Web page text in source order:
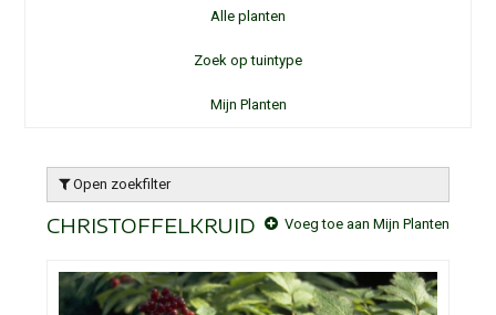
Alle planten
Zoek op tuintype
Mijn Planten
Open zoekfilter
CHRISTOFFELKRUID Voeg toe aan Mijn Planten